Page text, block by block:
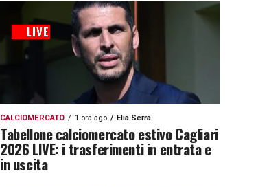
CALCIOMERCATO 1 ora ago Elia Serra
Tabellone calciomercato estivo Cagliari
2026 LIVE: i trasferimenti in entrata e
in uscita